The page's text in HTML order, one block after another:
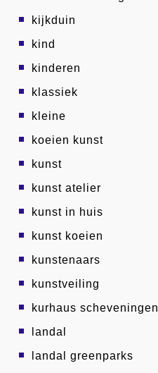
kijkduin
kind
kinderen
klassiek
kleine
koeien kunst
kunst
kunst atelier
kunst in huis
kunst koeien
kunstenaars
kunstveiling
kurhaus scheveningen
landal
landal greenparks